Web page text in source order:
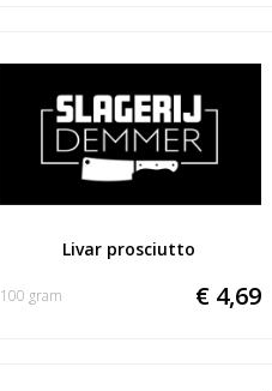
Livar prosciutto
€ 4,69
100 gram